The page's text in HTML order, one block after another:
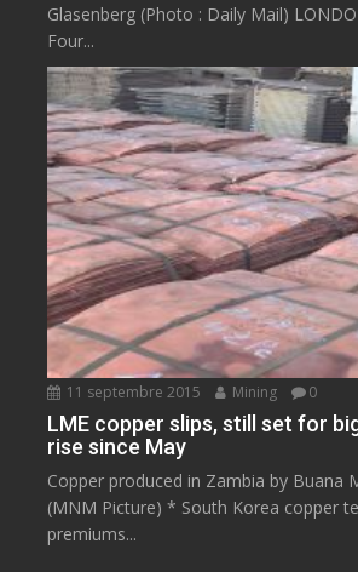
Glasenberg (Photo : Daily Mail)
Four...
11 septembre 2015 Mining 0
LME copper slips, still set for
rise since May
Copper produced in Zambia by Buana
(MNM Picture) * South Korea copper
premiums...